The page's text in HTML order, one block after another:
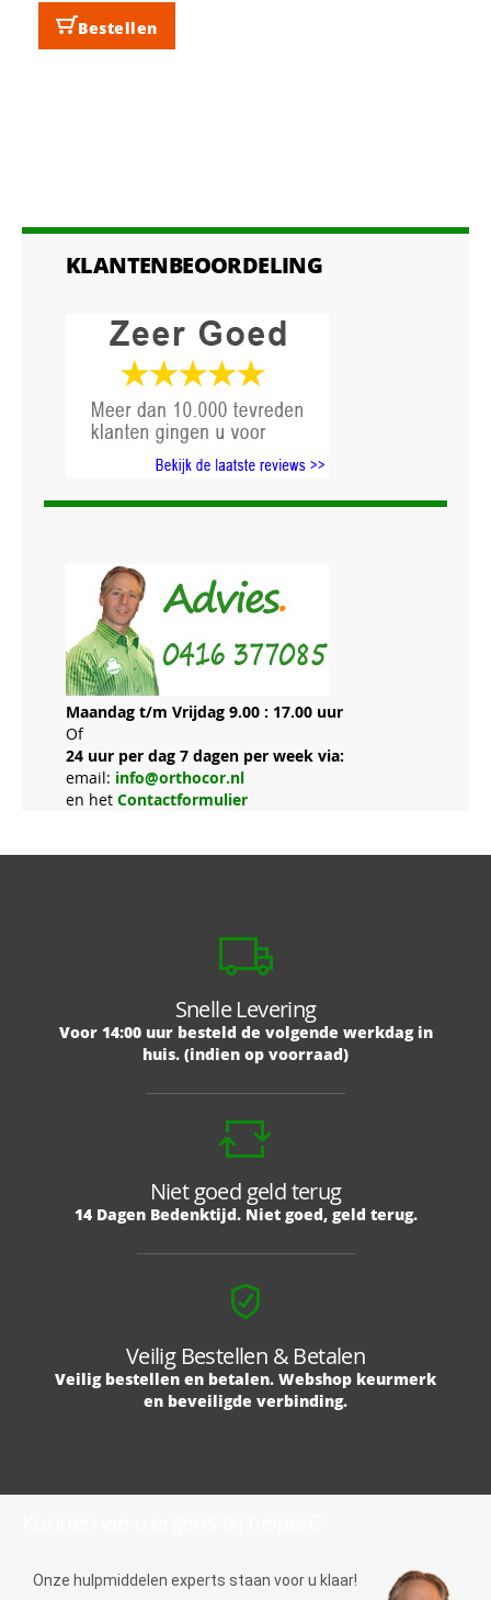
Bestellen
KLANTENBEOORDELING
Maandag t/m Vrijdag 9.00 : 17.00 uur
Of
24 uur per dag 7 dagen per week via:
email: info@orthocor.nl
en het Contactformulier
Snelle Levering
Voor 14:00 uur besteld de volgende werkdag in
huis. (indien op voorraad)
Niet goed geld terug
14 Dagen Bedenktijd. Niet goed, geld terug.
Veilig Bestellen & Betalen
Veilig bestellen en betalen. Webshop keurmerk
en beveiligde verbinding.
Onze hulpmiddelen experts staan voor u klaar!